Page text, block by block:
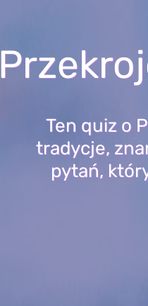
Ten quiz o
tradycje,
pytań,